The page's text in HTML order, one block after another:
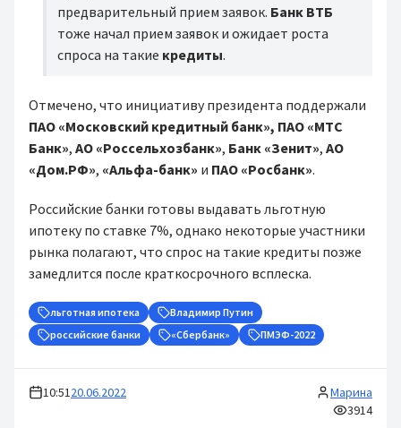
предварительный прием заявок. Банк ВТБ
тоже начал прием заявок и ожидает роста
спроса на такие кредиты.
Отмечено, что инициативу президента поддержали
ПАО «Московский кредитный банк», ПАО «МТС
Банк», АО «Россельхозбанк», Банк «Зенит», АО
«Дом.РФ», «Альфа-банк» и ПАО «Росбанк».
Российские банки готовы выдавать льготную
ипотеку по ставке 7%, однако некоторые участники
рынка полагают, что спрос на такие кредиты позже
замедлится после краткосрочного всплеска.
льготная ипотека
Владимир Путин
российские банки
«Сбербанк» ПМЭФ-2022
10:5120.06.2022
Марина
3914